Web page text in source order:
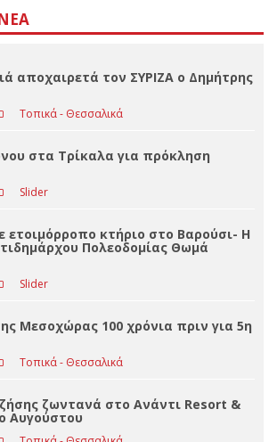
αποχαιρετά τον ΣΥΡΙΖΑ ο Δημήτρης
Τοπικά - Θεσσαλικά
στα Τρίκαλα για πρόκληση
Πολεοδομίας Θωμά
Slider
Μεσοχώρας 100 χρόνια πριν για 5η